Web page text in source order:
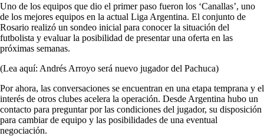
Uno de los equipos que dio el primer paso fueron los ‘Canallas’, uno
de los mejores equipos en la actual Liga Argentina. El conjunto de
Rosario realizó un sondeo inicial para conocer la situación del
futbolista y evaluar la posibilidad de presentar una oferta en las
próximas semanas.
(Lea aquí: Andrés Arroyo será nuevo jugador del Pachuca)
Por ahora, las conversaciones se encuentran en una etapa temprana y el
interés de otros clubes acelera la operación. Desde Argentina hubo un
contacto para preguntar por las condiciones del jugador, su disposición
para cambiar de equipo y las posibilidades de una eventual
negociación.